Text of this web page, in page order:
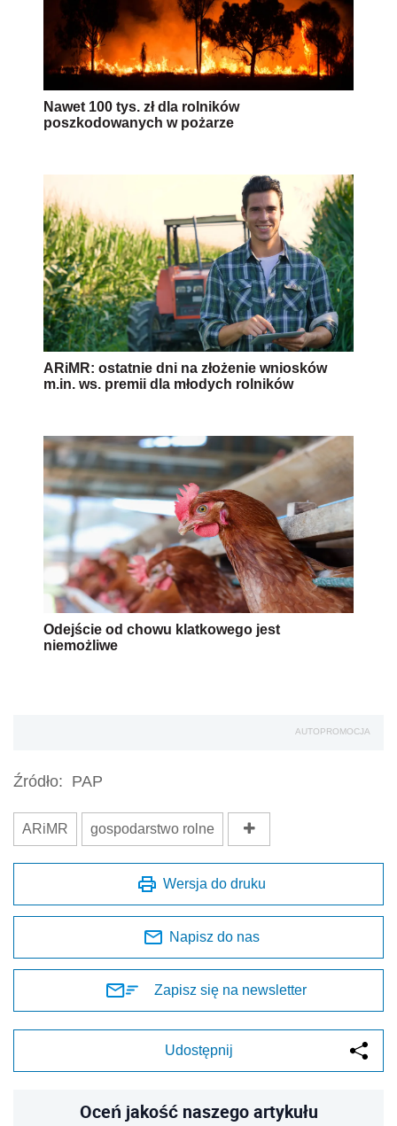
Nawet 100 tys. zł dla rolników
poszkodowanych w pożarze
ARiMR: ostatnie dni na złożenie wniosków
m.in. ws. premii dla młodych rolników
Odejście od chowu klatkowego jest
niemożliwe
AUTOPROMOCJA
Źródło: PAP
ARiMR gospodarstwo rolne
Wersja do druku
Napisz do nas
Zapisz się na newsletter
Udostępnij
Oceń jakość naszego artykułu